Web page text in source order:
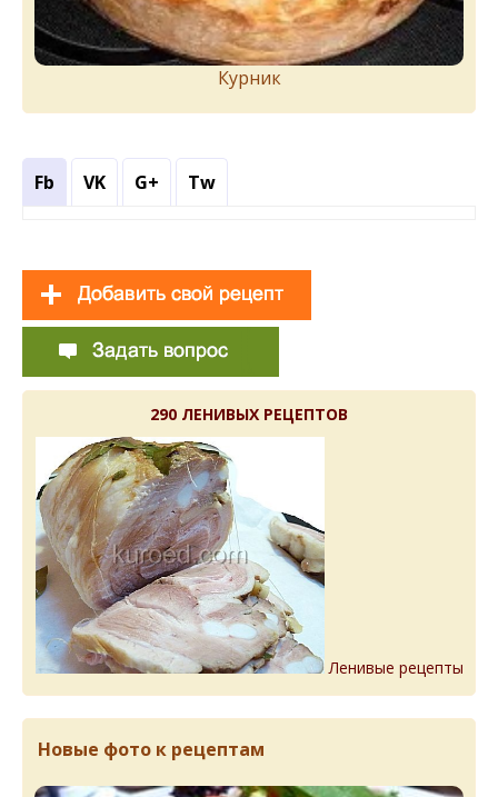
Курник
Fb VK G+ Tw
290 ЛЕНИВЫХ РЕЦЕПТОВ
Ленивые рецепты
Новые фото к рецептам